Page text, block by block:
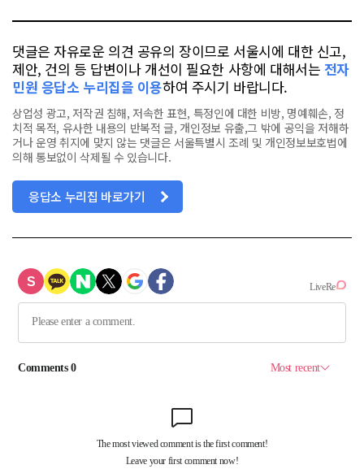
댓글은 자유로운 의견 공유의 장이므로 서울시에 대한 신고,
제안, 건의 등 답변이나 개선이 필요한 사항에 대해서는 전자
민원 응답소 누리집을 이용하여 주시기 바랍니다.
상업성 광고, 저작권 침해, 저속한 표현, 특정인에 대한 비방, 명예훼손, 정
치적 목적, 유사한 내용의 반복적 글, 개인정보 유출,그 밖에 공익을 저해하
거나 운영 취지에 맞지 않는 댓글은 서울특별시 조례 및 개인정보보호법에
의해 통보없이 삭제될 수 있습니다.
응답소 누리집 바로가기